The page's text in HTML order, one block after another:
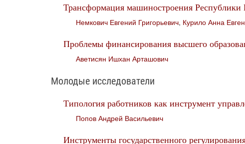
Трансформация машиностроения Республики
Немкович Евгений Григорьевич, Курило Анна
Проблемы финансирования высшего
Аветисян Ишхан Арташович
Молодые исследователи
Типология работников как инструмент
Попов Андрей Васильевич
Инструменты государственного